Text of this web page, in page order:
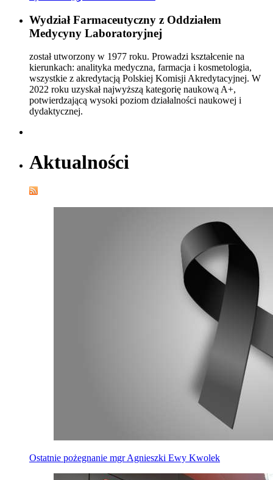
Wydział Farmaceutyczny z Oddziałem
Medycyny Laboratoryjnej
został utworzony w 1977 roku. Prowadzi kształcenie na
kierunkach: analityka medyczna, farmacja i kosmetologia,
wszystkie z akredytacją Polskiej Komisji Akredytacyjnej. W
2022 roku uzyskał najwyższą kategorię naukową A+,
potwierdzającą wysoki poziom działalności naukowej i
dydaktycznej.
Aktualności
Ostatnie pożegnanie mgr Agnieszki Ewy Kwolek